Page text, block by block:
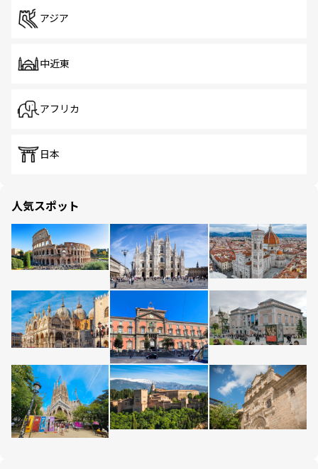
アジア
中近東
アフリカ
日本
人気スポット